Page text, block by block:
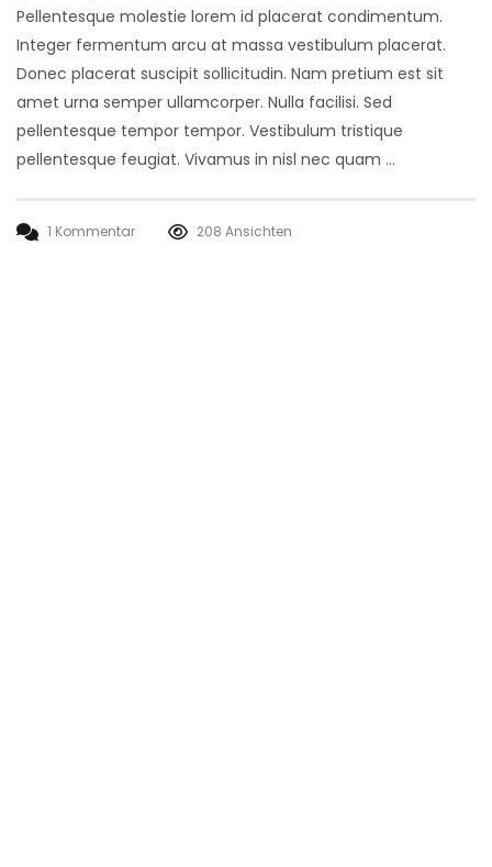
Pellentesque molestie lorem id placerat condimentum.
Integer fermentum arcu at massa vestibulum placerat.
Donec placerat suscipit sollicitudin. Nam pretium est sit
amet urna semper ullamcorper. Nulla facilisi. Sed
pellentesque tempor tempor. Vestibulum tristique
pellentesque feugiat. Vivamus in nisl nec quam …
1 Kommentar 208 Ansichten